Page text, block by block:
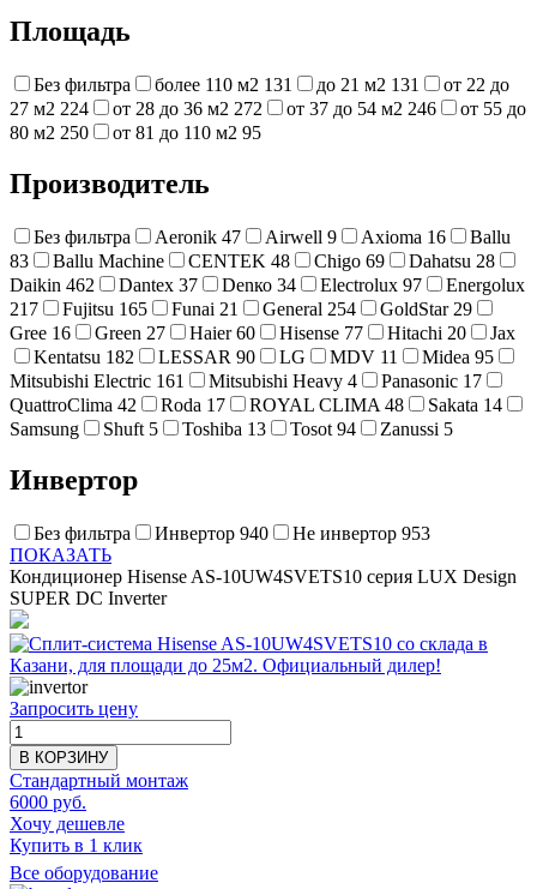
Площадь
Без фильтра более 110 м2 131 до 21 м2 131
от 22 до
27 м2 224 от 28 до 36 м2 272 от 37 до 54 м2 246
от 55 до
80 м2 250 от 81 до 110 м2 95
Производитель
Без фильтра Aeronik 47 Airwell 9 Axioma 16
Ballu
83
Ballu Machine CENTEK 48 Chigo 69 Dahatsu 28
Daikin 462 Dantex 37 Denко 34 Electrolux 97
Energolux
217
Fujitsu 165 Funai 21 General 254 GoldStar 29
Gree 16 Green 27 Haier 60 Hisense 77 Hitachi 20
Jax
Kentatsu 182 LESSAR 90 LG MDV 11 Midea 95
Mitsubishi Electric 161 Mitsubishi Heavy 4 Panasonic 17
QuattroClima 42 Roda 17 ROYAL CLIMA 48 Sakata 14
Samsung
Shuft 5 Toshiba 13 Tosot 94 Zanussi 5
Инвертор
Без фильтра Инвертор 940 Не инвертор 953
ПОКАЗАТЬ
Кондиционер Hisense AS-10UW4SVETS10 серия LUX Design
SUPER DC Inverter
Запросить цену
В КОРЗИНУ
Стандартный монтаж
6000 руб.
Хочу дешевле
Купить в 1 клик
Все оборудование